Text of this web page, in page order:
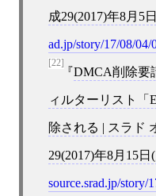
成29(2017)年8月5
ad.jp/story/17/08/04/
[22]
DMCA削除要
ィルターリスト「
除される | スラド
29(2017)年8月15
source.srad.jp/story/